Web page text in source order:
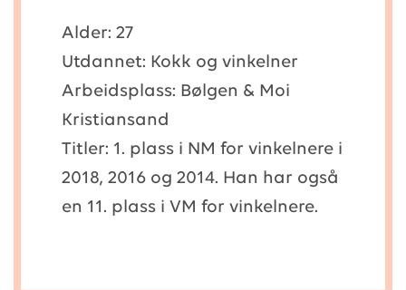
Alder: 27
Utdannet: Kokk og vinkelner
Arbeidsplass: Bølgen & Moi
Kristiansand
Titler: 1. plass i NM for vinkelnere i
2018, 2016 og 2014. Han har også
en 11. plass i VM for vinkelnere.